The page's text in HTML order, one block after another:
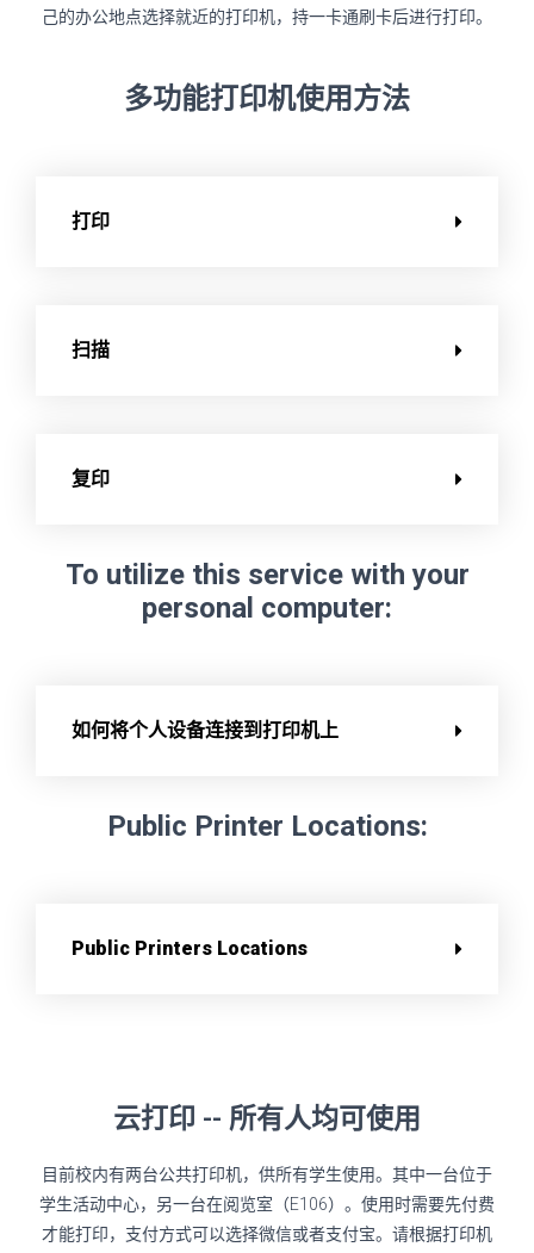
己的办公地点选择就近的打印机，持一卡通刷卡后进行打印。
多功能打印机使用方法
打印
扫描
复印
To utilize this service with your
personal computer:
如何将个人设备连接到打印机上
Public Printer Locations:
Public Printers Locations
云打印 -- 所有人均可使用
目前校内有两台公共打印机，供所有学生使用。其中一台位于
学生活动中心，另一台在阅览室（E106）。使用时需要先付费
才能打印，支付方式可以选择微信或者支付宝。请根据打印机